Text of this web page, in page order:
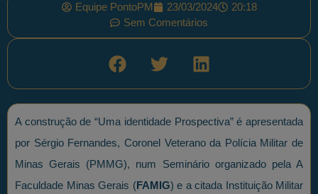
Equipe PontoPM 23/03/2024
20:18
Sem Comentários
A construção de “Uma identidade Prospectiva” é apresentada
por Sérgio Fernandes, Coronel Veterano da Polícia Militar de
Minas Gerais (PMMG), num Seminário organizado pela A
Faculdade Minas Gerais (FAMIG) e a citada Instituição Militar